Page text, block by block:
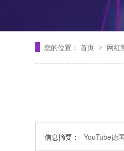
您的位置： 首页 > 网红
信息摘要： YouTube德